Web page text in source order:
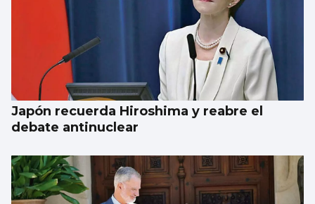
Japón recuerda Hiroshima y reabre el
debate antinuclear